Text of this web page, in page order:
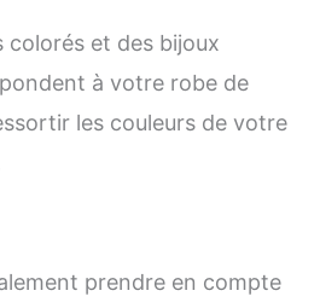
colorés et des bijoux
à votre robe de
les couleurs de votre
prendre en compte